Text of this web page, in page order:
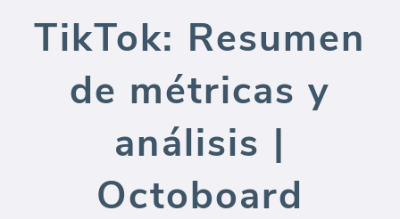
TikTok: Resumen
de métricas y
análisis |
Octoboard